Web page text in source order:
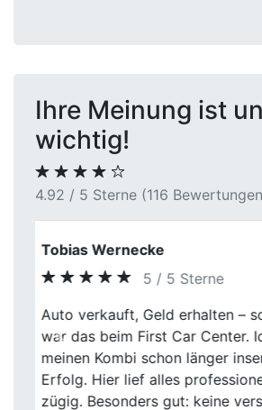
Ihre Meinung ist
wichtig!
4.92 / 5 Sterne (116
Heinz
5 / 5 Sterne
Vielen lieben Dank, für die
sind sehr zufrieden.